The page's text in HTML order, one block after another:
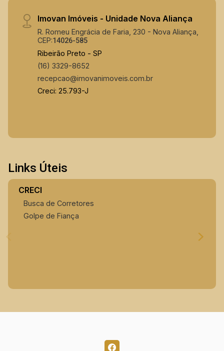
Imovan Imóveis - Unidade Nova Aliança
R. Romeu Engrácia de Faria, 230 - Nova Aliança,
CEP:14026-585
Ribeirão Preto - SP
(16) 3329-8652
recepcao@imovanimoveis.com.br
Creci: 25.793-J
Links Úteis
CRECI
Busca de Corretores
Golpe de Fiança